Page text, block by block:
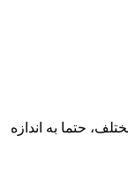
حتما به اندازه